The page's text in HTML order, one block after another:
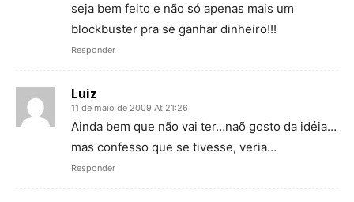
seja bem feito e não só apenas mais um
blockbuster pra se ganhar dinheiro!!!
Responder
Luiz
11 de maio de 2009 At 21:26
Ainda bem que não vai ter…naõ gosto da idéia…
mas confesso que se tivesse, veria…
Responder